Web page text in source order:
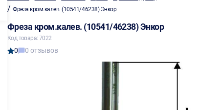
/ Фреза кром.калев. (10541/46238) Энкор
Фреза кром.калев. (10541/46238) Энкор
Код товара: 7022
0 0 отзывов